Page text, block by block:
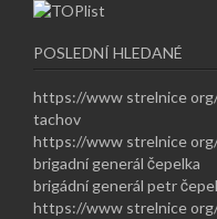
POSLEDNÍ HLEDANÉ
https://www strelnice
tachov
https://www strelnice
brigadní generál čepelka
brigádní generál petr
https://www strelnice